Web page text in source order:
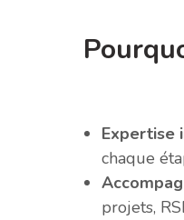
Expertise
chaque
projets,